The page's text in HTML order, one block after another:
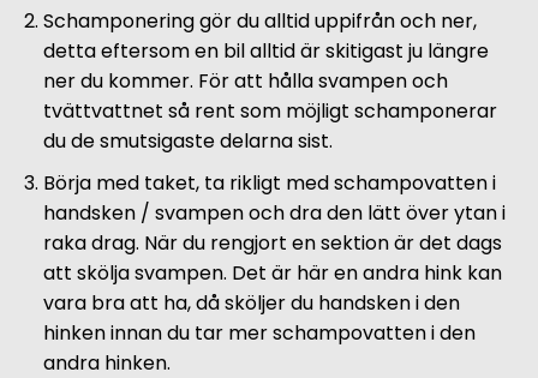
Schamponering gör du alltid uppifrån och ner,
detta eftersom en bil alltid är skitigast ju längre
ner du kommer. För att hålla svampen och
tvättvattnet så rent som möjligt schamponerar
du de smutsigaste delarna sist.
Börja med taket, ta rikligt med schampovatten i
handsken / svampen och dra den lätt över ytan i
raka drag. När du rengjort en sektion är det dags
att skölja svampen. Det är här en andra hink kan
vara bra att ha, då sköljer du handsken i den
hinken innan du tar mer schampovatten i den
andra hinken.